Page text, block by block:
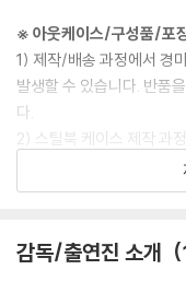
※ 아웃케이스/구성품/포
1) 제작/배송 과정에서 경
발생할 수 있습니다. 반품
다.
2) 스틸북 케이스 제작 과
3) 렌티큘러 스틸북의 경
4) 본품 보호를 위해 노란
에 의한 교환/반품은 불가합
감독/출연진 소개